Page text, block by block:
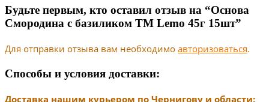
Будьте первым, кто оставил отзыв на “Основа
Смородина с базиликом ТМ Lemo 45г 15шт”
Для отправки отзыва вам необходимо авторизоваться.
Способы и условия доставки:
Доставка нашим курьером по Чернигову и области: